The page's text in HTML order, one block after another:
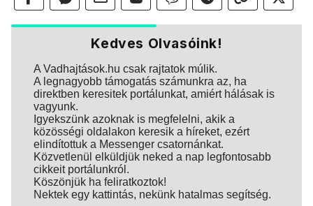
Kedves Olvasóink!
A Vadhajtások.hu csak rajtatok múlik.
A legnagyobb támogatás számunkra az, ha
direktben keresitek portálunkat, amiért hálásak is
vagyunk.
Igyekszünk azoknak is megfelelni, akik a
közösségi oldalakon keresik a híreket, ezért
elindítottuk a Messenger csatornánkat.
Közvetlenül elküldjük neked a nap legfontosabb
cikkeit portálunkról.
Köszönjük ha feliratkoztok!
Nektek egy kattintás, nekünk hatalmas segítség.